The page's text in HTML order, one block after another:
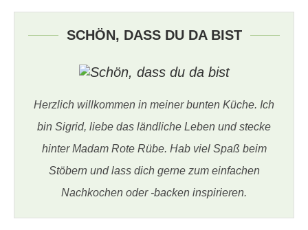
SCHÖN, DASS DU DA BIST
Herzlich willkommen in meiner bunten Küche. Ich
bin Sigrid, liebe das ländliche Leben und stecke
hinter Madam Rote Rübe. Hab viel Spaß beim
Stöbern und lass dich gerne zum einfachen
Nachkochen oder -backen inspirieren.